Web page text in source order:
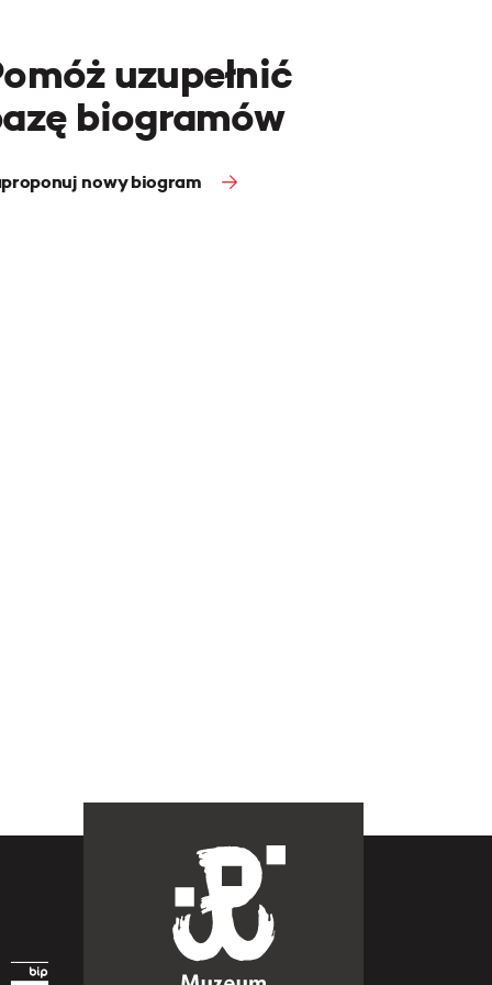
uzupełnić
biogramów
nowy biogram